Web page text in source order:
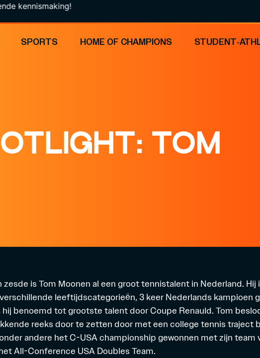
SPORTS HOME OF CHAMPIONS STUDENT-
TOM
zesde isTom Moonen al een groot tennistalent in Nederland. Hij
leeftijdscategorieën, 3 keer Nederlands kampioen
hij benoemd tot grootste talent door Coupe Renauld. Tom
reeks door te zetten door met een college tennis traject
andere het C-USA championship gewonnen met zijn team
All-Conference USA Doubles Team.